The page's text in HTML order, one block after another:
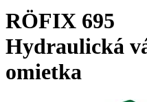
RÖFIX 695
Hydraulická
omietka